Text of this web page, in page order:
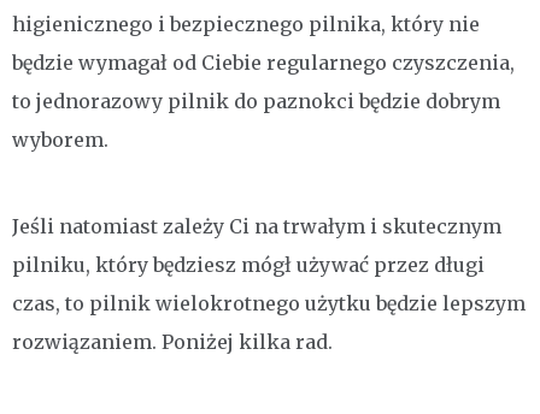
higienicznego i bezpiecznego pilnika, który nie
będzie wymagał od Ciebie regularnego czyszczenia,
to jednorazowy pilnik do paznokci będzie dobrym
wyborem.
Jeśli natomiast zależy Ci na trwałym i skutecznym
pilniku, który będziesz mógł używać przez długi
czas, to pilnik wielokrotnego użytku będzie lepszym
rozwiązaniem. Poniżej kilka rad.